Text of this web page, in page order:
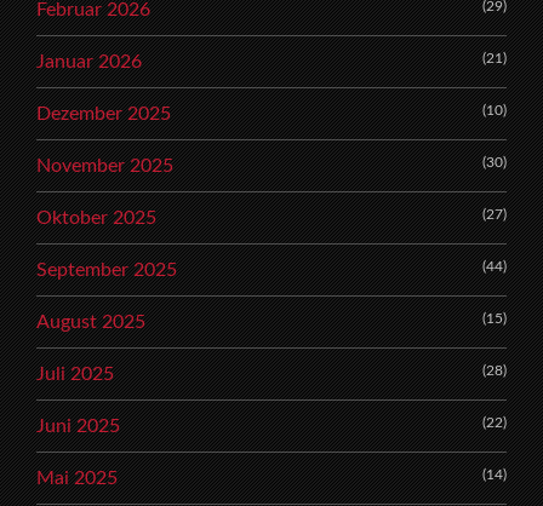
Februar 2026 (29)
Januar 2026 (21)
Dezember 2025 (10)
November 2025 (30)
Oktober 2025 (27)
September 2025 (44)
August 2025 (15)
Juli 2025 (28)
Juni 2025 (22)
Mai 2025 (14)